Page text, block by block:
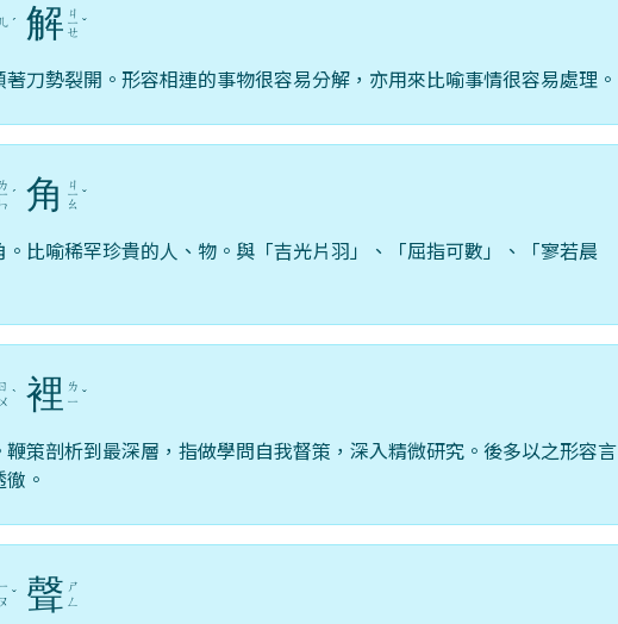
ㄦ ˊ 解 ㄐ
ㄧ
ㄝ
ˇ
刀勢裂開。形容相連的事物很容易分解，亦用來比喻事情很容易處理。
ㄌ
ˊ 角 ㄐ
ㄧ
ㄠ
ˇ
比喻稀罕珍貴的人、物。與「吉光片羽」、「屈指可數」、「寥若晨
ㄖ
ㄨ ˋ 裡 ㄌ
ㄧ ˇ
策剖析到最深層，指做學問自我督策，深入精微研究。後多以之形容言
。
ㄡ ˇ 聲 ㄕ
ㄥ